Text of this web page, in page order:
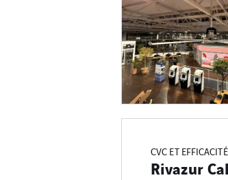
CVC ET
Rivazur